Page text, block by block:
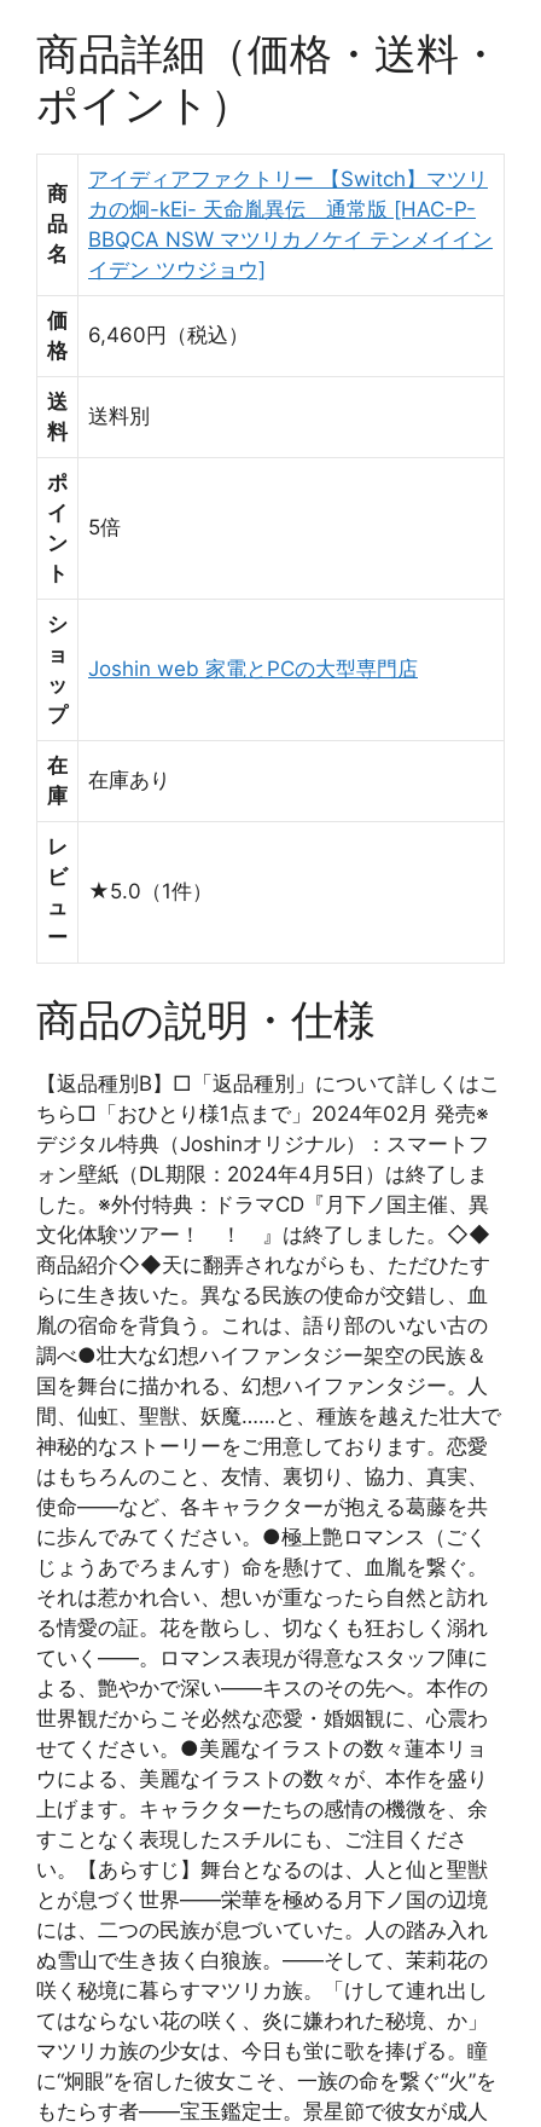
商品詳細（価格・送料・
ポイント）
商
品
名
アイディアファクトリー 【Switch】マツリ
カの炯-kEi- 天命胤異伝 通常版 [HAC-P-
BBQCA NSW マツリカノケイ テンメイイン
イデン ツウジョウ]
価
格
6,460円（税込）
送
料
送料別
ポ
イ
ン
ト
5倍
シ
ョ
ッ
プ
Joshin web 家電とPCの大型専門店
在
庫
在庫あり
レ
ビ
ュ
ー
★5.0（1件）
商品の説明・仕様
【返品種別B】□「返品種別」について詳しくはこ
ちら□「おひとり様1点まで」2024年02月 発売※
デジタル特典（Joshinオリジナル）：スマートフ
ォン壁紙（DL期限：2024年4月5日）は終了しま
した。※外付特典：ドラマCD『月下ノ国主催、異
文化体験ツアー！ ！ 』は終了しました。◇◆
商品紹介◇◆天に翻弄されながらも、ただひたす
らに生き抜いた。異なる民族の使命が交錯し、血
胤の宿命を背負う。これは、語り部のいない古の
調べ●壮大な幻想ハイファンタジー架空の民族＆
国を舞台に描かれる、幻想ハイファンタジー。人
間、仙虹、聖獣、妖魔……と、種族を越えた壮大で
神秘的なストーリーをご用意しております。恋愛
はもちろんのこと、友情、裏切り、協力、真実、
使命——など、各キャラクターが抱える葛藤を共
に歩んでみてください。●極上艶ロマンス（ごく
じょうあでろまんす）命を懸けて、血胤を繋ぐ。
それは惹かれ合い、想いが重なったら自然と訪れ
る情愛の証。花を散らし、切なくも狂おしく溺れ
ていく——。ロマンス表現が得意なスタッフ陣に
よる、艶やかで深い——キスのその先へ。本作の
世界観だからこそ必然な恋愛・婚姻観に、心震わ
せてください。●美麗なイラストの数々蓮本リョ
ウによる、美麗なイラストの数々が、本作を盛り
上げます。キャラクターたちの感情の機微を、余
すことなく表現したスチルにも、ご注目くださ
い。【あらすじ】舞台となるのは、人と仙と聖獣
とが息づく世界——栄華を極める月下ノ国の辺境
には、二つの民族が息づいていた。人の踏み入れ
ぬ雪山で生き抜く白狼族。——そして、茉莉花の
咲く秘境に暮らすマツリカ族。「けして連れ出し
てはならない花の咲く、炎に嫌われた秘境、か」
マツリカ族の少女は、今日も蛍に歌を捧げる。瞳
に“炯眼”を宿した彼女こそ、一族の命を繋ぐ“火”を
もたらす者——宝玉鑑定士。景星節で彼女が成人